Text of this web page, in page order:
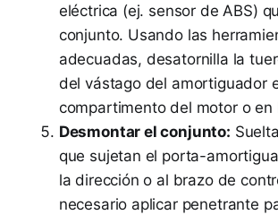
eléctrica (ej. sensor de ABS)
conjunto. Usando las
adecuadas, desatornilla la
del vástago del amortiguador
compartimento del motor o en
Desmontar el conjunto:
que sujetan el porta-
la dirección o al brazo de
necesario aplicar penetrante